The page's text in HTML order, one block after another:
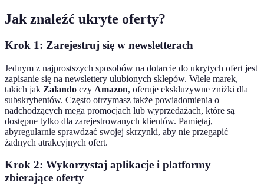
Jak znaleźć ukryte oferty?
Krok 1: Zarejestruj się w newsletterach
Jednym z najprostszych sposobów na dotarcie do ukrytych ofert jest
zapisanie się na newslettery ulubionych sklepów. Wiele marek,
takich jak Zalando czy Amazon, oferuje ekskluzywne zniżki dla
subskrybentów. Często otrzymasz także powiadomienia o
nadchodzących mega promocjach lub wyprzedażach, które są
dostępne tylko dla zarejestrowanych klientów. Pamiętaj,
abyregularnie sprawdzać swojej skrzynki, aby nie przegapić
żadnych atrakcyjnych ofert.
Krok 2: Wykorzystaj aplikacje i platformy
zbierające oferty